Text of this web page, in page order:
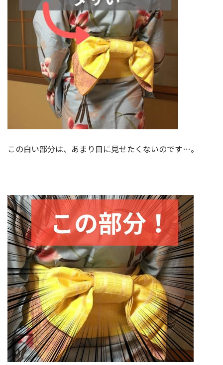
浴衣の着付けはほとんど前結び
すなお
おへそよりずっと上の位置が美しく見えます
ね！
帯の作り方の記事も執筆予定です。
2箇所を持つ
この白い部分は、あまり目に見せたくないのです…。